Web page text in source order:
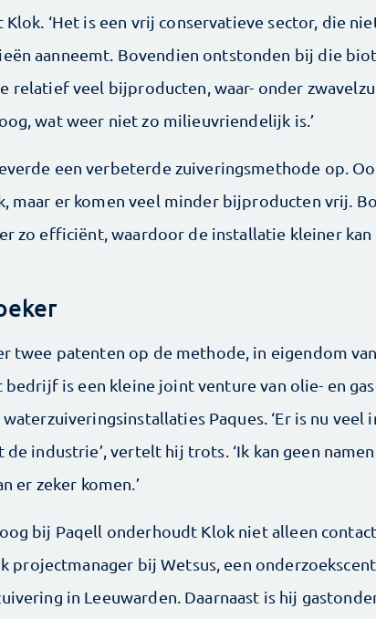
‘Het is een vrij conservatieve sector, die
aanneemt. Bovendien ontstonden bij die
relatief veel bijproducten, waar- onder
wat weer niet zo milieuvriendelijk is.’
een verbeterde zuiveringsmethode op.
maar er komen veel minder bijproducten vrij.
zo efficiënt, waardoor de installatie kleiner kan
twee patenten op de methode, in eigendom
is een kleine joint venture van olie- en
Paques. ‘Er is nu veel
industrie’, vertelt hij trots. ‘Ik kan geen
er zeker komen.’
bij Paqell onderhoudt Klok niet alleen
projectmanager bij Wetsus, een
in Leeuwarden. Daarnaast is hij